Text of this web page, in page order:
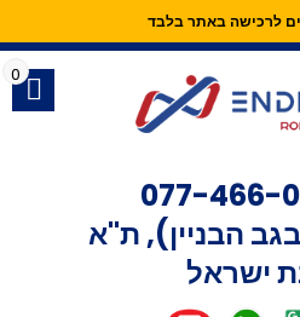
לרכישה באתר בלבד
077-466-
ישראל
0